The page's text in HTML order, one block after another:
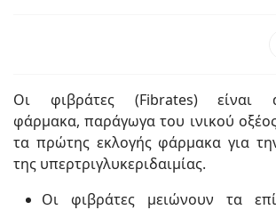
Οι φιβράτες (Fibrates) είναι
φάρμακα, παράγωγα του ινικού
τα πρώτης εκλογής φάρμακα για
της υπερτριγλυκεριδαιμίας.
Οι φιβράτες μειώνουν τα